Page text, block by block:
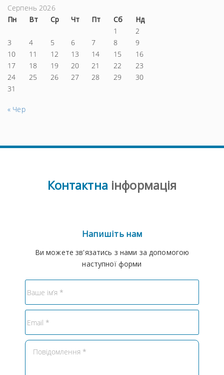
Серпень 2026
Пн
Вт Ср Чт Пт Сб
Нд
1
2
3
4 5 6 7 8
9
10
11 12 13 14 15
16
17
18 19 20 21 22
23
24
25 26 27 28 29
30
31
« Чер
Контактна інформація
Напишіть нам
Ви можете зв'язатись з нами за допомогою
наступної форми